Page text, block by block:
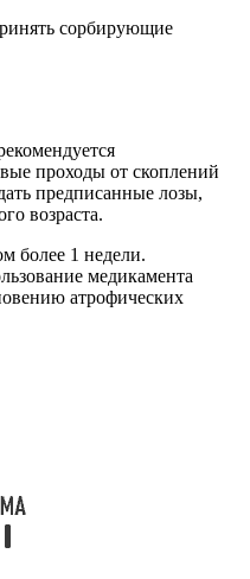
сорбирующие
проходы от скоплений
предписанные лозы,
возраста.
более 1 недели.
медикамента
атрофических